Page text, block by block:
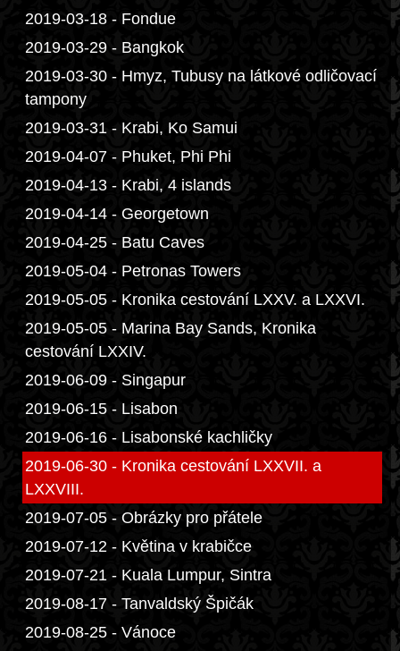
2019-03-18 - Fondue
2019-03-29 - Bangkok
2019-03-30 - Hmyz, Tubusy na látkové odličovací
tampony
2019-03-31 - Krabi, Ko Samui
2019-04-07 - Phuket, Phi Phi
2019-04-13 - Krabi, 4 islands
2019-04-14 - Georgetown
2019-04-25 - Batu Caves
2019-05-04 - Petronas Towers
2019-05-05 - Kronika cestování LXXV. a LXXVI.
2019-05-05 - Marina Bay Sands, Kronika
cestování LXXIV.
2019-06-09 - Singapur
2019-06-15 - Lisabon
2019-06-16 - Lisabonské kachličky
2019-06-30 - Kronika cestování LXXVII. a
LXXVIII.
2019-07-05 - Obrázky pro přátele
2019-07-12 - Květina v krabičce
2019-07-21 - Kuala Lumpur, Sintra
2019-08-17 - Tanvaldský Špičák
2019-08-25 - Vánoce